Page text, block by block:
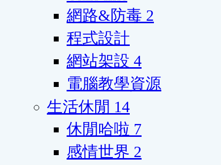
網路&防毒 2
程式設計
網站架設 4
電腦教學資源
生活休閒 14
休閒哈啦 7
感情世界 2